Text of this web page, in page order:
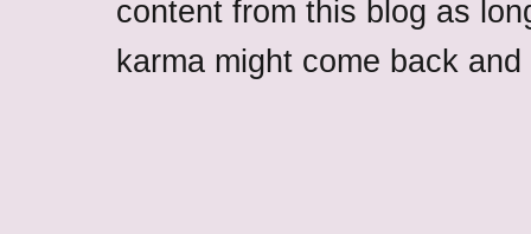
content from this blog as
karma might come back